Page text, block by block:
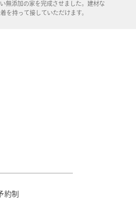
無添加の家を完成させました。建材な
を持って接していただけます。
約制